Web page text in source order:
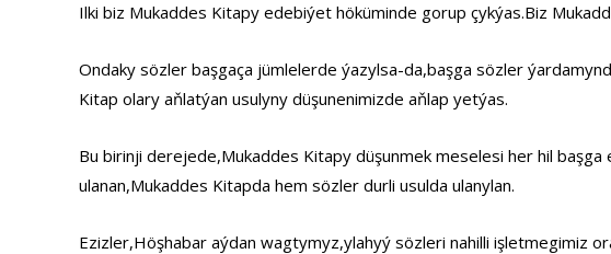
Ilki biz Mukaddes Kitapy edebiýet höküminde gorup çykýas.Biz
Ondaky sözler başgaça jümlelerde ýazylsa-da,başga sözler
Kitap olary aňlatýan usulyny düşunenimizde aňlap yetýas.
Bu birinji derejede,Mukaddes Kitapy düşunmek meselesi her hil
ulanan,Mukaddes Kitapda hem sözler durli usulda ulanylan.
Ezizler,Höşhabar aýdan wagtymyz,ylahyý sözleri nahilli işletmegimiz